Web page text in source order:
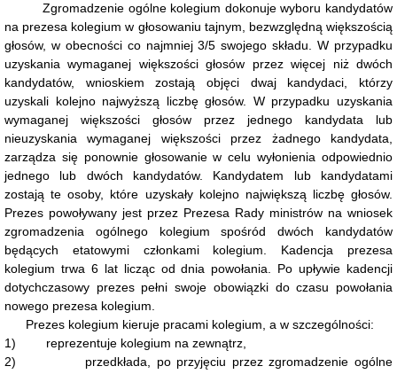
Wyposażenie
Stan
przyjmowanych
spraw
2019
r.
Stan
przyjmowanych
spraw
w
2020
r.
Stan
przyjmowanych
spraw
w
2021
r.
Stan
przyjmowanych
spraw
w
2022
Zgromadzenie ogólne kolegium dokonuje wyboru kandydatów
na prezesa kolegium w głosowaniu tajnym, bezwzględną większością
głosów, w obecności co najmniej 3/5 swojego składu. W przypadku
uzyskania wymaganej większości głosów przez więcej niż dwóch
kandydatów, wnioskiem zostają objęci dwaj kandydaci, którzy
uzyskali kolejno najwyższą liczbę głosów. W przypadku uzyskania
wymaganej większości głosów przez jednego kandydata lub
nieuzyskania wymaganej większości przez żadnego kandydata,
zarządza się ponownie głosowanie w celu wyłonienia odpowiednio
jednego lub dwóch kandydatów. Kandydatem lub kandydatami
zostają te osoby, które uzyskały kolejno największą liczbę głosów.
Prezes powoływany jest przez Prezesa Rady ministrów na wniosek
zgromadzenia ogólnego kolegium spośród dwóch kandydatów
będących etatowymi członkami kolegium. Kadencja prezesa
kolegium trwa 6 lat licząc od dnia powołania. Po upływie kadencji
dotychczasowy prezes pełni swoje obowiązki do czasu powołania
nowego prezesa kolegium.
Prezes kolegium kieruje pracami kolegium, a w szczególności:
1)
reprezentuje kolegium na zewnątrz,
2)
przedkłada, po przyjęciu przez zgromadzenie ogólne